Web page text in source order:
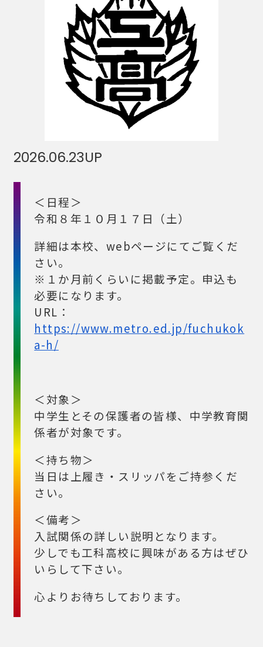
2026.06.23UP
＜日程＞
令和８年１０月１７日（土）
詳細は本校、webページにてご覧くだ
さい。
※１か月前くらいに掲載予定。申込も
必要になります。
URL：
https://www.metro.ed.jp/fuchukok
a-h/
＜対象＞
中学生とその保護者の皆様、中学教育関
係者が対象です。
＜持ち物＞
当日は上履き・スリッパをご持参くだ
さい。
＜備考＞
入試関係の詳しい説明となります。
少しでも工科高校に興味がある方はぜひ
いらして下さい。
心よりお待ちしております。